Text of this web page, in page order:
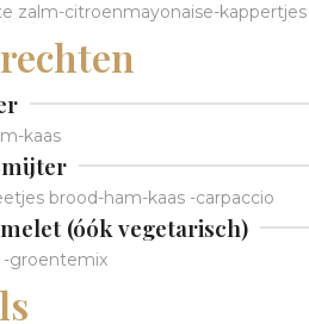
zalm-citroenmayonaise-kappertjes
kaas
brood-ham-kaas -carpaccio
(óók vegetarisch)
-groentemix